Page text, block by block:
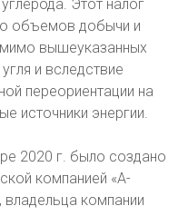
Этот налог
объемов добычи и
вышеуказанных
и вследствие
переориентации на
источники энергии.
2020 г. было создано
компанией «А-
владельца компании